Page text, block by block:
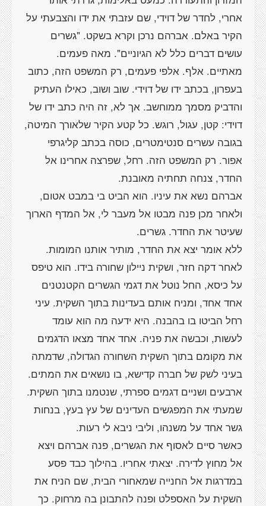
אחרי, לחדר של דוידי, שם עזבתי את ידו והצבעתי על
הקיר באלם. אברהם נרכן וקרא בשקט. "גשרים
עושים דברים כלל לא הגיוניים". מאה פעמים.
מאתיים. אלף. אלפי פעמים, רק המשפט הזה, כתוב
בעפרון, בכתב ידו של דוידי. שוב ושוב, כאילו העתיק
והדביק מסמך ממוחשב. אך לא, זה היה כתב ידו של
דוידי: קטן, עגול, רוגש. כל קטע הקיר שלאורך המיטה,
בגובה עשרים סנטימטרים, כוסה בכתב קליגרפי
אפור. רק המשפט הזה. רחל, שפרצה אחרינו אל
אברהם נשא את עיניו. הוא הביט בי במבט אטום,
ולאחר מכן פנה מבטו אל מעבר לי, אל המדף הארוך
ללא אומר יצא את החדר, מותיר אותנו המומות.
לאחר דקה חזר, ושקית ניילון שחורה בידו. הוא טיפס
על כיסא, החל נוטל את דגמי הגשרים הקטנטנים
אחד אחד, ומניח אותם בעדינות בתוך השקית. עיני
רחל הביטו בו בהבנה. היא ידעה מה הוא עומד
לעשות, וכבשה את פניה. אחד אחד מצאו הדגמים
את מקומם בתוך השקית השחורה הגדולה, שדמתה
בעיני לשק של חברה קדישא, בו נושאים את המתים.
ארבעים ושניים דגמים ספרתי, שנטמנו בתוך השקית.
שמעתי את המפגשים העדינים של עץ בעץ, בנחות
כאשר סיים לאסוף את הגשרים, פנה אברהם ויצא
אל מחוץ לדירה. יצאתי אחריו. בהילוך כבד פסע
במדרגות אל החנייה שמאחורי הבית, שם הניח את
השקית על האספלט ופנה להתבונן בה מרחוק. כך